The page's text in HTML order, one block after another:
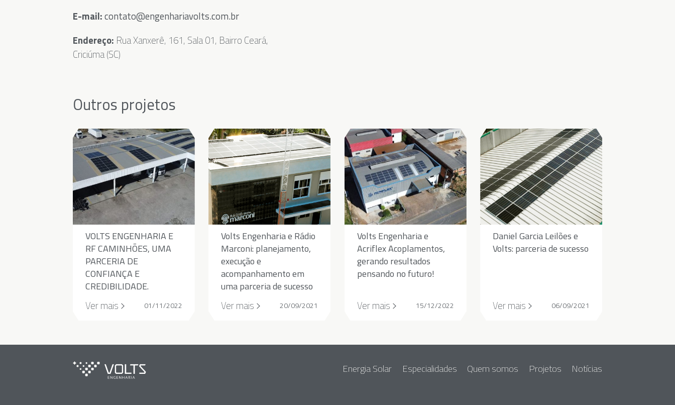
E-mail:contato@engenhariavolts.com.br⠀
Endereço: Rua Xanxerê, 161, Sala 01, Bairro Ceará,
Criciúma (SC)
Outros projetos
VOLTS ENGENHARIA E
RF CAMINHÕES, UMA
PARCERIA DE
CONFIANÇA E
CREDIBILIDADE.
Ver mais 01/11/2022
Volts Engenharia e Rádio
Marconi: planejamento,
execução e
acompanhamento em
uma parceria de sucesso
Ver mais 20/09/2021
Volts Engenharia e
Acriflex Acoplamentos,
gerando resultados
pensando no futuro!
Ver mais 15/12/2022
Daniel Garcia Leilões e
Volts: parceria de sucesso
Ver mais 06/09/2021
Energia Solar Especialidades Quem somos Projetos Notícias